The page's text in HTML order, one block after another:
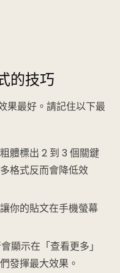
的技巧
果最好。請記住以下最
體標出 2 到 3 個關鍵
格式反而會降低效
你的貼文在手機螢幕
顯示在「查看更多」
發揮最大效果。